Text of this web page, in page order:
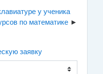
у ученика
по математике
заявку